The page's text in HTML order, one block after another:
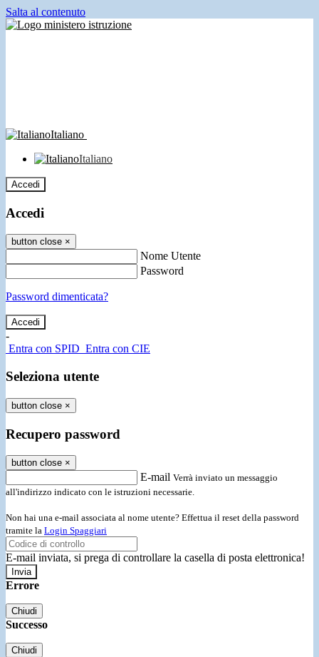
Salta al contenuto
Italiano
Italiano
Accedi
Accedi
button close ×
Nome Utente
Password
Password dimenticata?
-
Entra con SPID Entra con CIE
Seleziona utente
button close ×
Recupero password
button close ×
E-mail Verrà inviato un messaggio
all'indirizzo indicato con le istruzioni necessarie.
Non hai una e-mail associata al nome utente? Effettua il reset della password
tramite la Login Spaggiari
E-mail inviata, si prega di controllare la casella di posta elettronica!
Errore
Chiudi
Successo
Chiudi